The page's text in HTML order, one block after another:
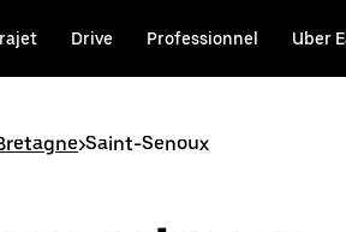
Drive Professionnel Uber
>Saint-Senoux